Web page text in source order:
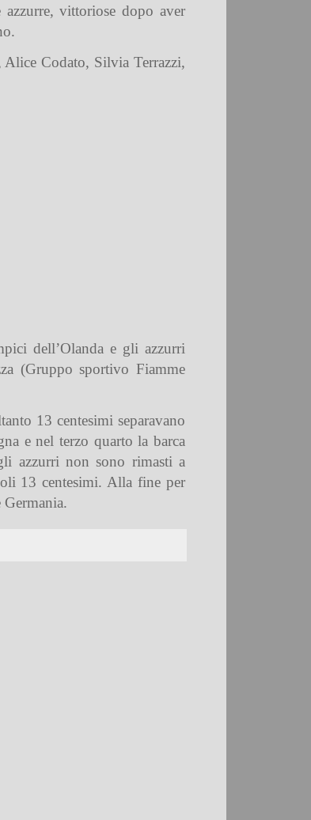
vittoriose dopo aver
Codato, Silvia Terrazzi,
dell’Olanda e gli azzurri
(Gruppo sportivo Fiamme
13 centesimi separavano
e nel terzo quarto la barca
azzurri non sono rimasti a
13 centesimi. Alla fine per